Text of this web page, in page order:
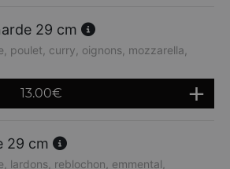
29 cm
poulet, curry, oignons, mozzarella,
13.00€
29 cm
lardons, reblochon, emmental,